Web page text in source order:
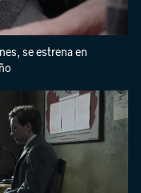
se estrena en